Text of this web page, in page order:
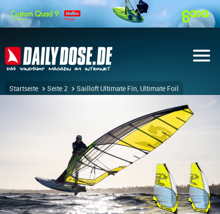
Startseite Seite 2 Sailloft Ultimate Fin, Ultimate Foil